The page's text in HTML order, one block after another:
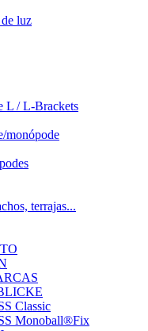
luz
L / L-Brackets
monópode
terrajas...
Classic
Monoball®Fix